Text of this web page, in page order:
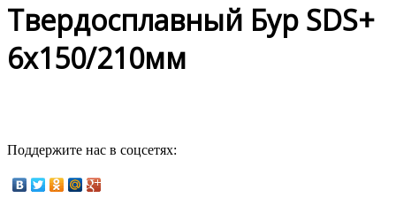
Твердосплавный Бур SDS+
6х150/210мм
Поддержите нас в соцсетях: